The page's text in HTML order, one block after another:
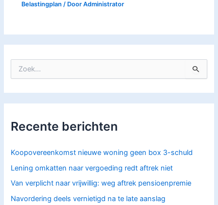
o
a
Recente berichten
Koopovereenkomst nieuwe woning geen box 3-schuld
Lening omkatten naar vergoeding redt aftrek niet
Van verplicht naar vrijwillig: weg aftrek pensioenpremie
Navordering deels vernietigd na te late aanslag
Belastingplan / DoorAdministrator